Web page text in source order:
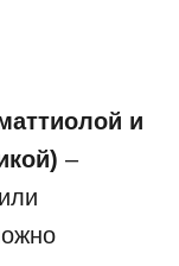
и
–